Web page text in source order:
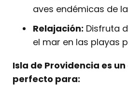
aves endémicas de
Relajación: Disfruta
el mar en las playas
Isla de Providencia es
perfecto para: